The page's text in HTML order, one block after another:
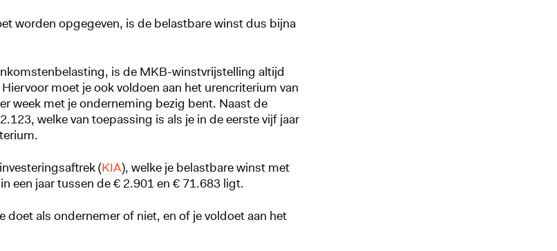
worden opgegeven, is de belastbare winst dus bijna
is de MKB-winstvrijstelling altijd
moet je ook voldoen aan het urencriterium van
week met je onderneming bezig bent. Naast de
welke van toepassing is als je in de eerste vijf jaar
(KIA), welke je belastbare winst met
een jaar tussen de € 2.901 en € 71.683 ligt.
doet als ondernemer of niet, en of je voldoet aan het